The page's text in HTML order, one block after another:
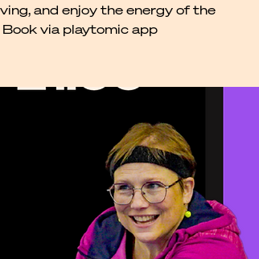
and enjoy the energy of the
pickleball community! Book via playtomic app